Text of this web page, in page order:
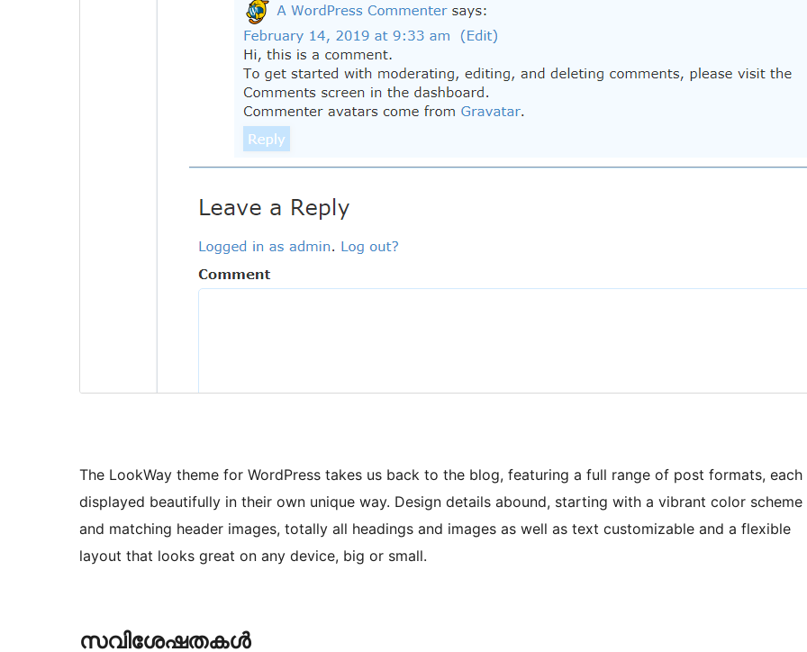
The LookWay theme for WordPress takes us back to the blog, featuring a full range of post formats, each
displayed beautifully in their own unique way. Design details abound, starting with a vibrant color scheme
and matching header images, totally all headings and images as well as text customizable and a flexible
layout that looks great on any device, big or small.
സവിശേഷതകൾ